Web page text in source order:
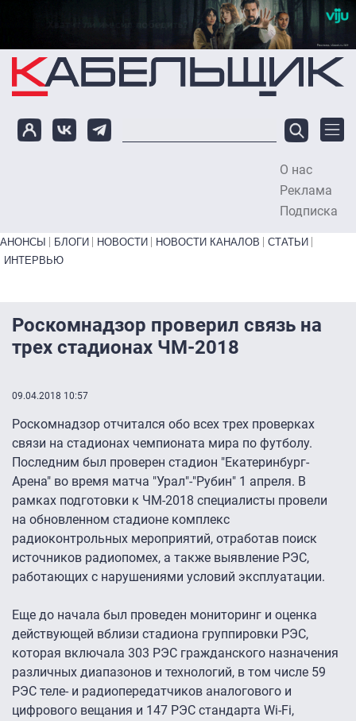
Перейти к основному содержанию
О нас
Реклама
Подписка
Primary links bottom
АНОНСЫ БЛОГИ НОВОСТИ НОВОСТИ КАНАЛОВ
СТАТЬИ
ИНТЕРВЬЮ
Роскомнадзор проверил связь на
трех стадионах ЧМ-2018
09.04.2018 10:57
Роскомнадзор отчитался обо всех трех проверках
связи на стадионах чемпионата мира по футболу.
Последним был проверен стадион "Екатеринбург-
Арена" во время матча "Урал"-"Рубин" 1 апреля. В
рамках подготовки к ЧМ-2018 специалисты провели
на обновленном стадионе комплекс
радиоконтрольных мероприятий, отработав поиск
источников радиопомех, а также выявление РЭС,
работающих с нарушениями условий эксплуатации.
Еще до начала был проведен мониторинг и оценка
действующей вблизи стадиона группировки РЭС,
которая включала 303 РЭС гражданского назначения
различных диапазонов и технологий, в том числе 59
РЭС теле- и радиопередатчиков аналогового и
цифрового вещания и 147 РЭС стандарта Wi-Fi,